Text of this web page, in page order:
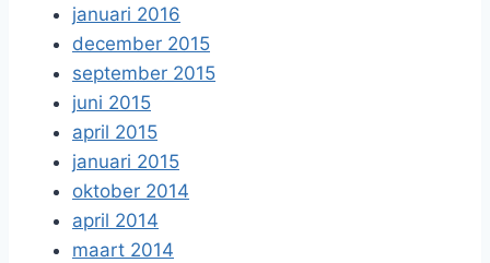
januari 2016
december 2015
september 2015
juni 2015
april 2015
januari 2015
oktober 2014
april 2014
maart 2014